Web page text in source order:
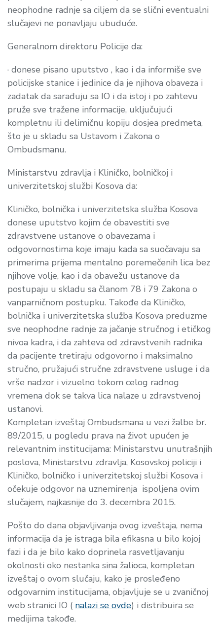
neophodne radnje sa ciljem da se slični eventualni
slučajevi ne ponavljaju ubuduće.
Generalnom direktoru Policije da:
· donese pisano uputstvo , kao i da informiše sve
policijske stanice i jedinice da je njihova obaveza i
zadatak da sarađuju sa IO i da istoj i po zahtevu
pruže sve tražene informacije, uključujući
kompletnu ili delimičnu kopiju dosjea predmeta,
što je u skladu sa Ustavom i Zakona o
Ombudsmanu.
Ministarstvu zdravlja i Kliničko, bolničkoj i
univerzitetskoj službi Kosova da:
Kliničko, bolnička i univerzitetska služba Kosova
donese uputstvo kojim će obavestiti sve
zdravstvene ustanove o obavezama i
odgovornostima koje imaju kada sa suočavaju sa
primerima prijema mentalno poremečenih lica bez
njihove volje, kao i da obavežu ustanove da
postupaju u skladu sa članom 78 i 79 Zakona o
vanparničnom postupku. Takođe da Kliničko,
bolnička i univerzitetska služba Kosova preduzme
sve neophodne radnje za jačanje stručnog i etičkog
nivoa kadra, i da zahteva od zdravstvenih radnika
da pacijente tretiraju odgovorno i maksimalno
stručno, pružajući stručne zdravstvene usluge i da
vrše nadzor i vizuelno tokom celog radnog
vremena dok se takva lica nalaze u zdravstvenoj
ustanovi.
Kompletan izveštaj Ombudsmana u vezi žalbe br.
89/2015, u pogledu prava na život upućen je
relevantnim institucijama: Ministarstvu unutrašnjih
poslova, Ministarstvu zdravlja, Kosovskoj policiji i
Kliničko, bolničko i univerzitetskoj službi Kosova i
očekuje odgovor na uznemirenja ispoljena ovim
slučajem, najkasnije do 3. decembra 2015.
Pošto do dana objavljivanja ovog izveštaja, nema
informacija da je istraga bila efikasna u bilo kojoj
fazi i da je bilo kako doprinela rasvetljavanju
okolnosti oko nestanka sina žalioca, kompletan
izveštaj o ovom slučaju, kako je prosleđeno
odgovarnim institucijama, objavljuje se u zvaničnoj
web stranici IO ( nalazi se ovde) i distribuira se
medijima takođe.